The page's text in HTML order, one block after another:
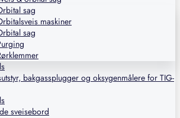
sag
maskiner
sag
bakgassplugger og oksygenmålere for TIG-
sveisebord